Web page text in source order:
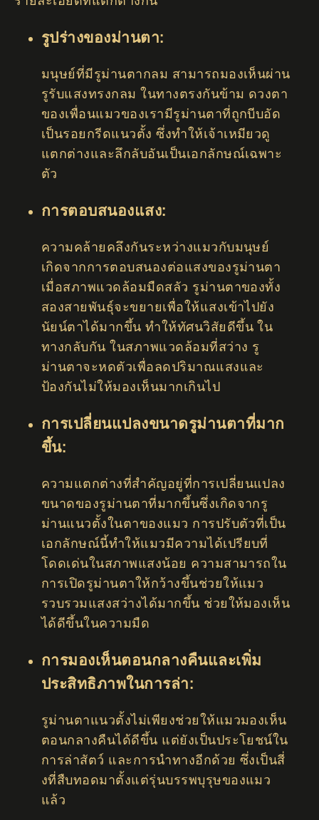
รูปร่างของม่านตา:
มนุษย์ที่มีรูม่านตากลม สามารถมองเห็นผ่าน
รูรับแสงทรงกลม ในทางตรงกันข้าม ดวงตา
ของเพื่อนแมวของเรามีรูม่านตาที่ถูกบีบอัด
เป็นรอยกรีดแนวตั้ง ซึ่งทำให้เจ้าเหมียวดู
แตกต่างและลึกลับอันเป็นเอกลักษณ์เฉพาะ
ตัว
การตอบสนองแสง:
ความคล้ายคลึงกันระหว่างแมวกับมนุษย์
เกิดจากการตอบสนองต่อแสงของรูม่านตา
เมื่อสภาพแวดล้อมมืดสลัว รูม่านตาของทั้ง
สองสายพันธุ์จะขยายเพื่อให้แสงเข้าไปยัง
นัยน์ตาได้มากขึ้น ทำให้ทัศนวิสัยดีขึ้น ใน
ทางกลับกัน ในสภาพแวดล้อมที่สว่าง รู
ม่านตาจะหดตัวเพื่อลดปริมาณแสงและ
ป้องกันไม่ให้มองเห็นมากเกินไป
การเปลี่ยนแปลงขนาดรูม่านตาที่มาก
ขึ้น:
ความแตกต่างที่สำคัญอยู่ที่การเปลี่ยนแปลง
ขนาดของรูม่านตาที่มากขึ้นซึ่งเกิดจากรู
ม่านแนวตั้งในตาของแมว การปรับตัวที่เป็น
เอกลักษณ์นี้ทำให้แมวมีความได้เปรียบที่
โดดเด่นในสภาพแสงน้อย ความสามารถใน
การเปิดรูม่านตาให้กว้างขึ้นช่วยให้แมว
รวบรวมแสงสว่างได้มากขึ้น ช่วยให้มองเห็น
ได้ดีขึ้นในความมืด
การมองเห็นตอนกลางคืนและเพิ่ม
ประสิทธิภาพในการล่า:
รูม่านตาแนวตั้งไม่เพียงช่วยให้แมวมองเห็น
ตอนกลางคืนได้ดีขึ้น แต่ยังเป็นประโยชน์ใน
การล่าสัตว์ และการนำทางอีกด้วย ซึ่งเป็นสี่
งที่สืบทอดมาตั้งแต่รุ่นบรรพบุรุษของแมว
แล้ว